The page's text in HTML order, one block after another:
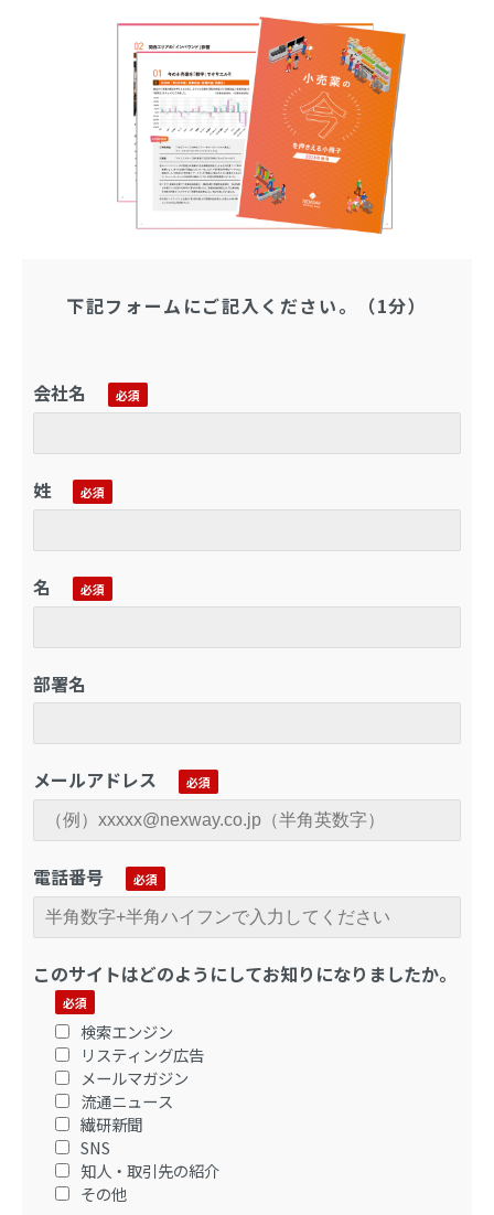
下記フォームにご記入ください。（1分）
会社名
姓
名
部署名
メールアドレス
電話番号
このサイトはどのようにしてお知りになりましたか。
検索エンジン
リスティング広告
メールマガジン
流通ニュース
繊研新聞
SNS
知人・取引先の紹介
その他